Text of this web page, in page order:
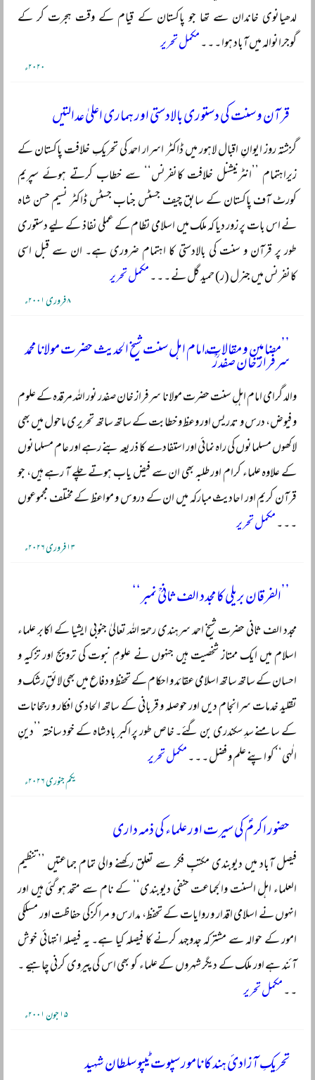
لدھیانوی خاندان سے تھا جو پاکستان کے قیام کے وقت ہجرت کر کے
گوجرانوالہ میں آباد ہوا ۔ ۔ ۔ مکمل تحریر
۲۰۲۰ء
قرآن و سنت کی دستوری بالادستی اور ہماری اعلیٰ عدالتیں
گزشتہ روز ایوانِ اقبال لاہور میں ڈاکٹر اسرار احمد کی تحریکِ خلافت پاکستان کے
زیراہتمام ’’انٹرنیشنل خلافت کانفرنس‘‘ سے خطاب کرتے ہوئے سپریم
کورٹ آف پاکستان کے سابق چیف جسٹس جناب جسٹس ڈاکٹر نسیم حسن شاہ
نے اس بات پر زور دیا کہ ملک میں اسلامی نظام کے عملی نفاذ کے لیے دستوری
طور پر قرآن و سنت کی بالادستی کا اہتمام ضروری ہے۔ ان سے قبل اسی
کانفرنس میں جنرل (ر) حمید گل نے ۔ ۔ ۔ مکمل تحریر
۸ فروری ۲۰۰۱ء
’’مضامین و مقالات امام اہل سنت شیخ الحدیث حضرت مولانا محمد
سرفراز خان صفدرؒ‘‘
والد گرامی امام اہلِ سنت حضرت مولانا سرفراز خان صفدر نور اللہ مرقدہ کے علوم
و فیوض، درس و تدریس اور وعظ و خطابت کے ساتھ ساتھ تحریری ماحول میں بھی
لاکھوں مسلمانوں کی راہ نمائی اور استفادے کا ذریعہ بنے رہے اور عام مسلمانوں
کے علاوہ علماء کرام اور طلبہ بھی ان سے فیض یاب ہوتے چلے آ رہے ہیں، جو
قرآن کریم اور احادیث مبارکہ میں ان کے دروس و مواعظ کے مختلف مجموعوں
۔ ۔ ۔ مکمل تحریر
۱۳ فروری ۲۰۲۶ء
’’الفرقان بریلی کا مجدد الف ثانیؒ نمبر‘‘
مجدد الف ثانی حضرت شیخ احمد سرہندی رحمۃ اللہ تعالیٰ جنوبی ایشیا کے اکابر علماء
اسلام میں ایک ممتاز شخصیت ہیں جنہوں نے علومِ نبوت کی ترویج اور تزکیہ و
احسان کے ساتھ ساتھ اسلامی عقائد و احکام کے تحفظ و دفاع میں بھی لائقِ رشک و
تقلید خدمات سرانجام دیں اور حوصلہ و قربانی کے ساتھ الحادی افکار و رجحانات
کے سامنے سدِ سکندری بن گئے۔ خاص طور پر اکبر بادشاہ کے خود ساختہ ’’دینِ
الٰہی‘‘ کو اپنے علم و فضل ۔ ۔ ۔ مکمل تحریر
یکم جنوری ۲۰۲۶ء
حضور اکرمؐ کی سیرت اور علماء کی ذمہ داری
فیصل آباد میں دیوبندی مکتبِ فکر سے تعلق رکھنے والی تمام جماعتیں ’’تنظیم
العلماء اہل السنت والجماعت حنفی دیوبندی‘‘ کے نام سے متحد ہو گئی ہیں اور
انہوں نے اسلامی اقدار و روایات کے تحفظ، مدارس و مراکز کی حفاظت اور مسلکی
امور کے حوالہ سے مشترکہ جدوجہد کرنے کا فیصلہ کیا ہے۔ یہ فیصلہ انتہائی خوش
آئند ہے اور ملک کے دیگر شہروں کے علماء کو بھی اس کی پیروی کرنی چاہیے ۔
۔ ۔ مکمل تحریر
۱۵ جون ۲۰۰۱ء
تحریکِ آزادئ ہند کا نامور سپوت ٹیپو سلطان شہید